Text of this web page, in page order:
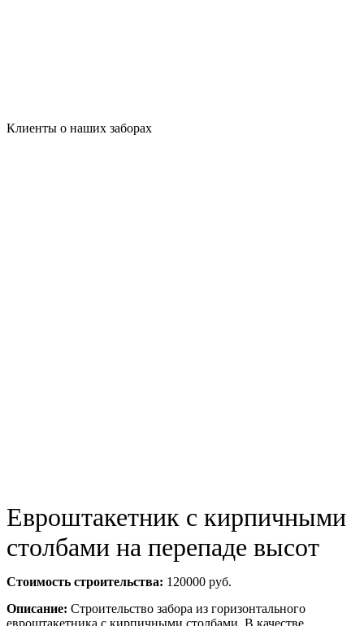
Клиенты о наших заборах
Евроштакетник с кирпичными
столбами на перепаде высот
Стоимость строительства: 120000 руб.
Описание: Строительство забора из горизонтального
евроштакетника с кирпичными столбами. В качестве